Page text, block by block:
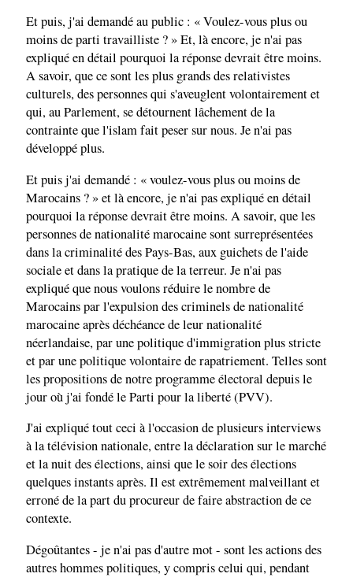
Et puis, j'ai demandé au public : « Voulez-vous plus ou
moins de parti travailliste ? » Et, là encore, je n'ai pas
expliqué en détail pourquoi la réponse devrait être moins.
A savoir, que ce sont les plus grands des relativistes
culturels, des personnes qui s'aveuglent volontairement et
qui, au Parlement, se détournent lâchement de la
contrainte que l'islam fait peser sur nous. Je n'ai pas
développé plus.
Et puis j'ai demandé : « voulez-vous plus ou moins de
Marocains ? » et là encore, je n'ai pas expliqué en détail
pourquoi la réponse devrait être moins. A savoir, que les
personnes de nationalité marocaine sont surreprésentées
dans la criminalité des Pays-Bas, aux guichets de l'aide
sociale et dans la pratique de la terreur. Je n'ai pas
expliqué que nous voulons réduire le nombre de
Marocains par l'expulsion des criminels de nationalité
marocaine après déchéance de leur nationalité
néerlandaise, par une politique d'immigration plus stricte
et par une politique volontaire de rapatriement. Telles sont
les propositions de notre programme électoral depuis le
jour où j'ai fondé le Parti pour la liberté (PVV).
J'ai expliqué tout ceci à l'occasion de plusieurs interviews
à la télévision nationale, entre la déclaration sur le marché
et la nuit des élections, ainsi que le soir des élections
quelques instants après. Il est extrêmement malveillant et
erroné de la part du procureur de faire abstraction de ce
contexte.
Dégoûtantes - je n'ai pas d'autre mot - sont les actions des
autres hommes politiques, y compris celui qui, pendant